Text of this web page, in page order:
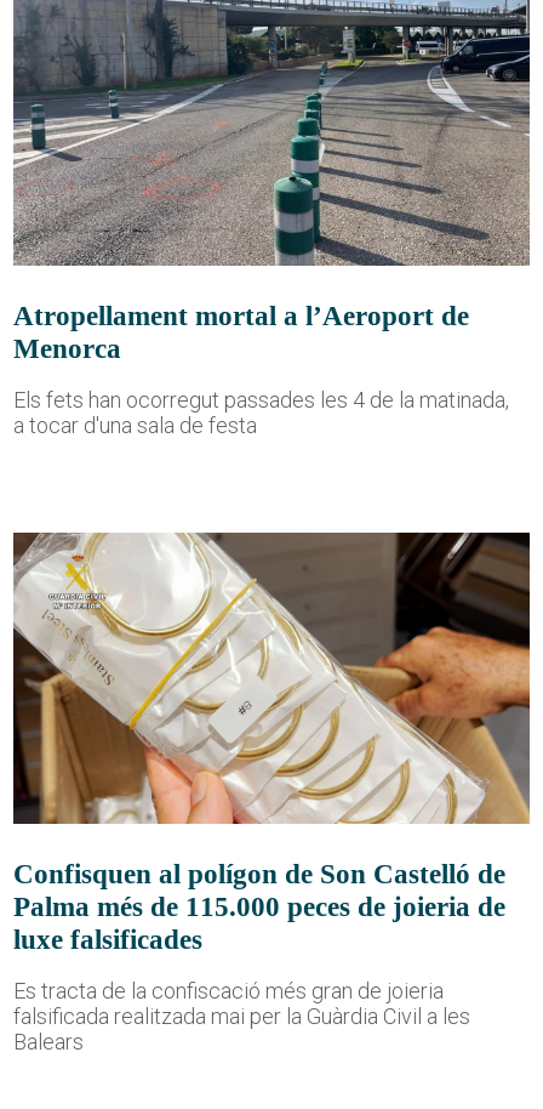
Atropellament mortal a l’Aeroport de
Menorca
Els fets han ocorregut passades les 4 de la matinada,
a tocar d'una sala de festa
Confisquen al polígon de Son Castelló de
Palma més de 115.000 peces de joieria de
luxe falsificades
Es tracta de la confiscació més gran de joieria
falsificada realitzada mai per la Guàrdia Civil a les
Balears